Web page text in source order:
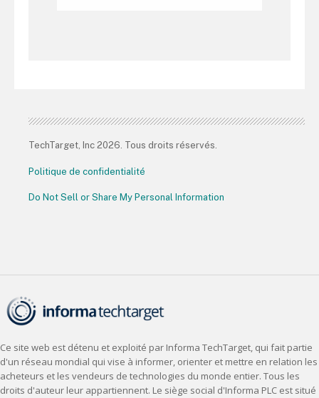
TechTarget, Inc 2026. Tous droits réservés.
Politique de confidentialité
Do Not Sell or Share My Personal Information